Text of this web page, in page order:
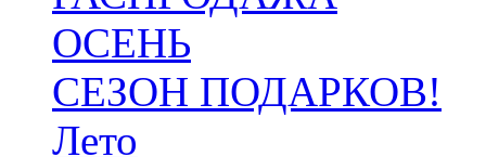
ОСЕНЬ
СЕЗОН ПОДАРКОВ!
Лето